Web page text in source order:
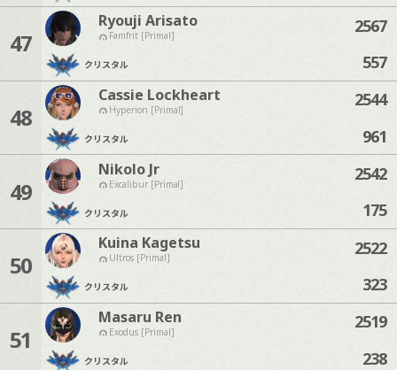
47
Ryouji Arisato
Famfrit [Primal]
クリスタル
2567
557
48
Cassie Lockheart
Hyperion [Primal]
クリスタル
2544
961
49
Nikolo Jr
Excalibur [Primal]
クリスタル
2542
175
50
Kuina Kagetsu
Ultros [Primal]
クリスタル
2522
323
51
Masaru Ren
Exodus [Primal]
クリスタル
2519
238